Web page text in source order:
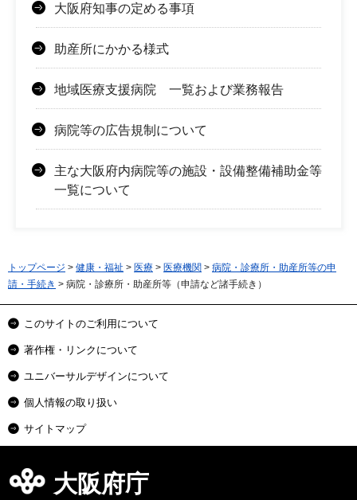
大阪府知事の定める事項
助産所にかかる様式
地域医療支援病院 一覧および業務報告
病院等の広告規制について
主な大阪府内病院等の施設・設備整備補助金等
一覧について
トップページ > 健康・福祉 > 医療 > 医療機関 > 病院・診療所・助産所等の申
請・手続き > 病院・診療所・助産所等（申請など諸手続き）
このサイトのご利用について
著作権・リンクについて
ユニバーサルデザインについて
個人情報の取り扱い
サイトマップ
大阪府庁